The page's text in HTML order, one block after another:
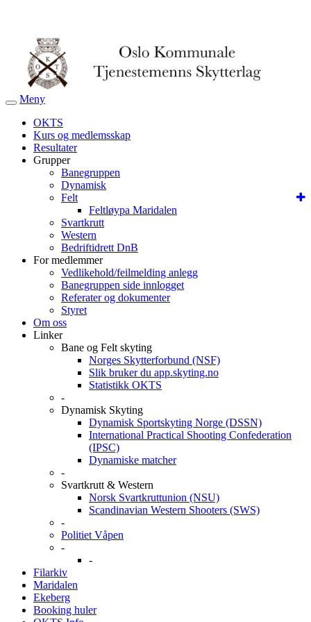
Veksle
navigasjon
Meny
OKTS
Kurs og medlemsskap
Resultater
Grupper
Banegruppen
Dynamisk
Felt
Feltløypa Maridalen
Svartkrutt
Western
Bedriftidrett DnB
For medlemmer
Vedlikehold/feilmelding anlegg
Banegruppen side innlogget
Referater og dokumenter
Styret
Om oss
Linker
Bane og Felt skyting
Norges Skytterforbund (NSF)
Slik bruker du app.skyting.no
Statistikk OKTS
-
Dynamisk Skyting
Dynamisk Sportskyting Norge (DSSN)
International Practical Shooting Confederation
(IPSC)
Dynamiske matcher
-
Svartkrutt & Western
Norsk Svartkruttunion (NSU)
Scandinavian Western Shooters (SWS)
-
Politiet Våpen
-
-
Filarkiv
Maridalen
Ekeberg
Booking huler